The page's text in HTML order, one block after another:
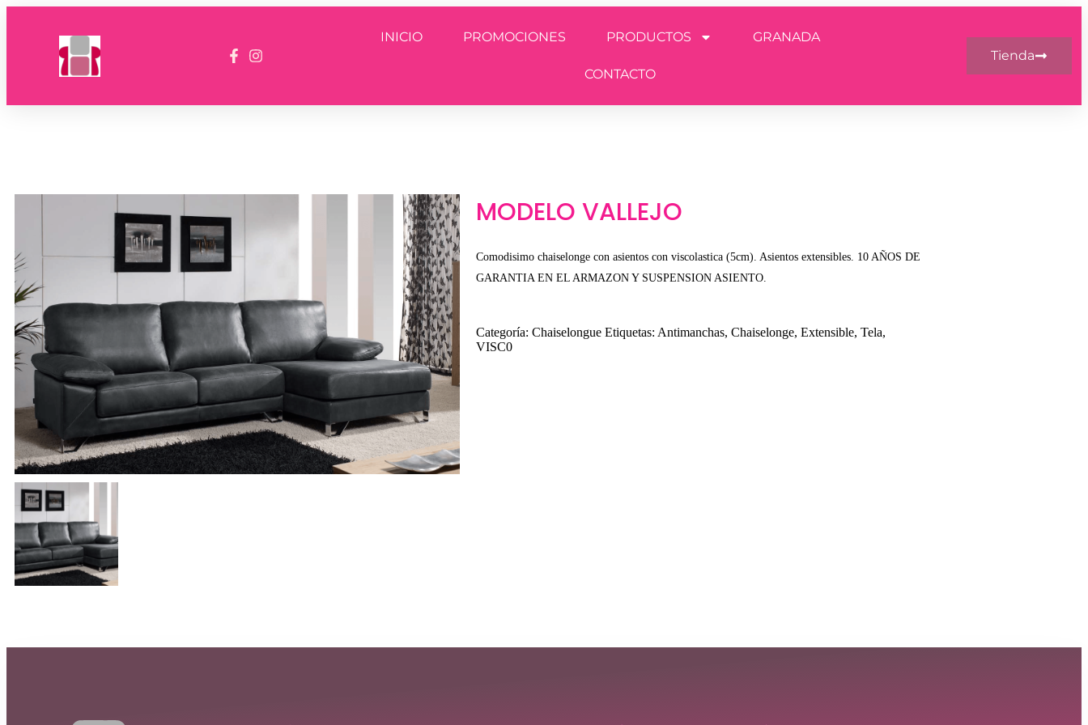
INICIO PROMOCIONES PRODUCTOS GRANADA
CONTACTO
Tienda
MODELO VALLEJO
Comodisimo chaiselonge con asientos con viscolastica (5cm). Asientos extensibles. 10 AÑOS DE
GARANTIA EN EL ARMAZON Y SUSPENSION ASIENTO.
Categoría: Chaiselongue Etiquetas: Antimanchas, Chaiselonge, Extensible, Tela,
VISC0